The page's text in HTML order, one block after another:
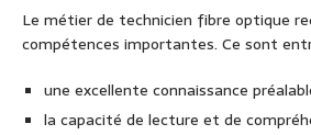
Le métier de technicien fibre optique
compétences importantes. Ce sont
une excellente connaissance
la capacité de lecture et de